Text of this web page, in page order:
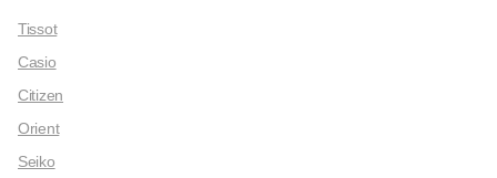
Tissot
Casio
Citizen
Orient
Seiko